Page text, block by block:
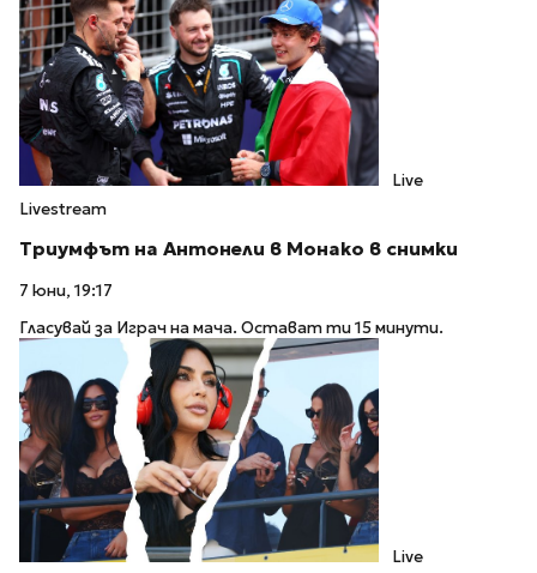
Live
Livestream
Триумфът на Антонели в Монако в снимки
7 юни, 19:17
Гласувай за Играч на мача. Остават ти 15 минути.
Live